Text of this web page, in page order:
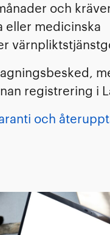
och
eller medicinska
registrering i
och